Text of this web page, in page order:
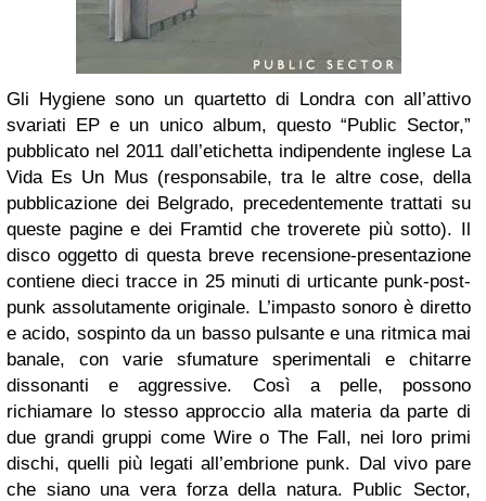
Gli Hygiene sono un quartetto di Londra con all’attivo
svariati EP e un unico album, questo “Public Sector,”
pubblicato nel 2011 dall’etichetta indipendente inglese La
Vida Es Un Mus (responsabile, tra le altre cose, della
pubblicazione dei Belgrado, precedentemente trattati su
queste pagine e dei Framtid che troverete più sotto). Il
disco oggetto di questa breve recensione-presentazione
contiene dieci tracce in 25 minuti di urticante punk-post-
punk assolutamente originale. L’impasto sonoro è diretto
e acido, sospinto da un basso pulsante e una ritmica mai
banale, con varie sfumature sperimentali e chitarre
dissonanti e aggressive. Così a pelle, possono
richiamare lo stesso approccio alla materia da parte di
due grandi gruppi come Wire o The Fall, nei loro primi
dischi, quelli più legati all’embrione punk. Dal vivo pare
che siano una vera forza della natura. Public Sector,